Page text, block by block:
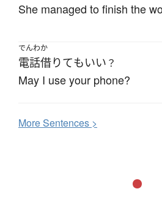
She managed to finish the
でんわ
電話
か
借りてもいい ？
May I use your phone?
MoreSentences >